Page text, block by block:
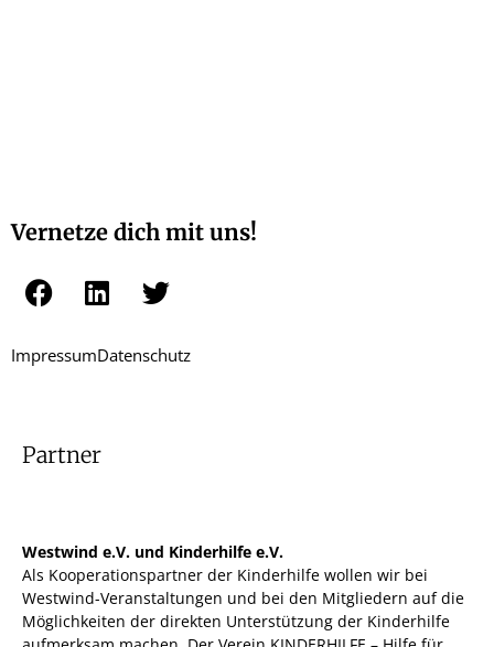
Vernetze dich mit uns!
ImpressumDatenschutz
Partner
Westwind e.V. und Kinderhilfe e.V.
Als Kooperationspartner der Kinderhilfe wollen wir bei
Westwind-Veranstaltungen und bei den Mitgliedern auf die
Möglichkeiten der direkten Unterstützung der Kinderhilfe